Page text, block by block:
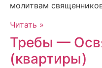
молитвам
Читать »
Требы —
(квартиры)